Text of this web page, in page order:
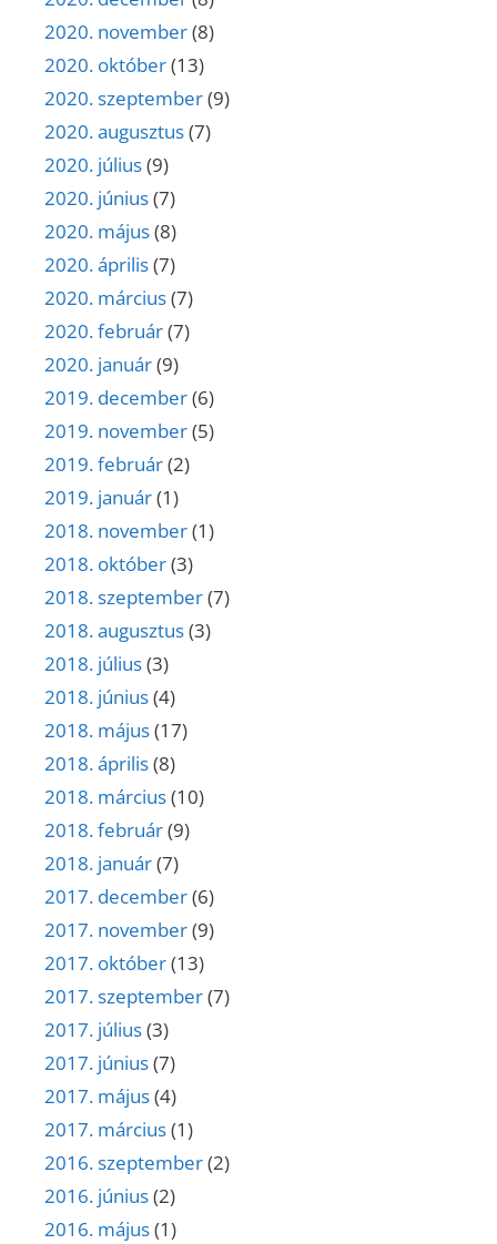
2020. november(8)
2020. október(13)
2020. szeptember(9)
2020. augusztus(7)
2020. július(9)
2020. június(7)
2020. május(8)
2020. április(7)
2020. március(7)
2020. február(7)
2020. január(9)
2019. december(6)
2019. november(5)
2019. február(2)
2019. január(1)
2018. november(1)
2018. október(3)
2018. szeptember(7)
2018. augusztus(3)
2018. július(3)
2018. június(4)
2018. május(17)
2018. április(8)
2018. március(10)
2018. február(9)
2018. január(7)
2017. december(6)
2017. november(9)
2017. október(13)
2017. szeptember(7)
2017. július(3)
2017. június(7)
2017. május(4)
2017. március(1)
2016. szeptember(2)
2016. június(2)
2016. május(1)